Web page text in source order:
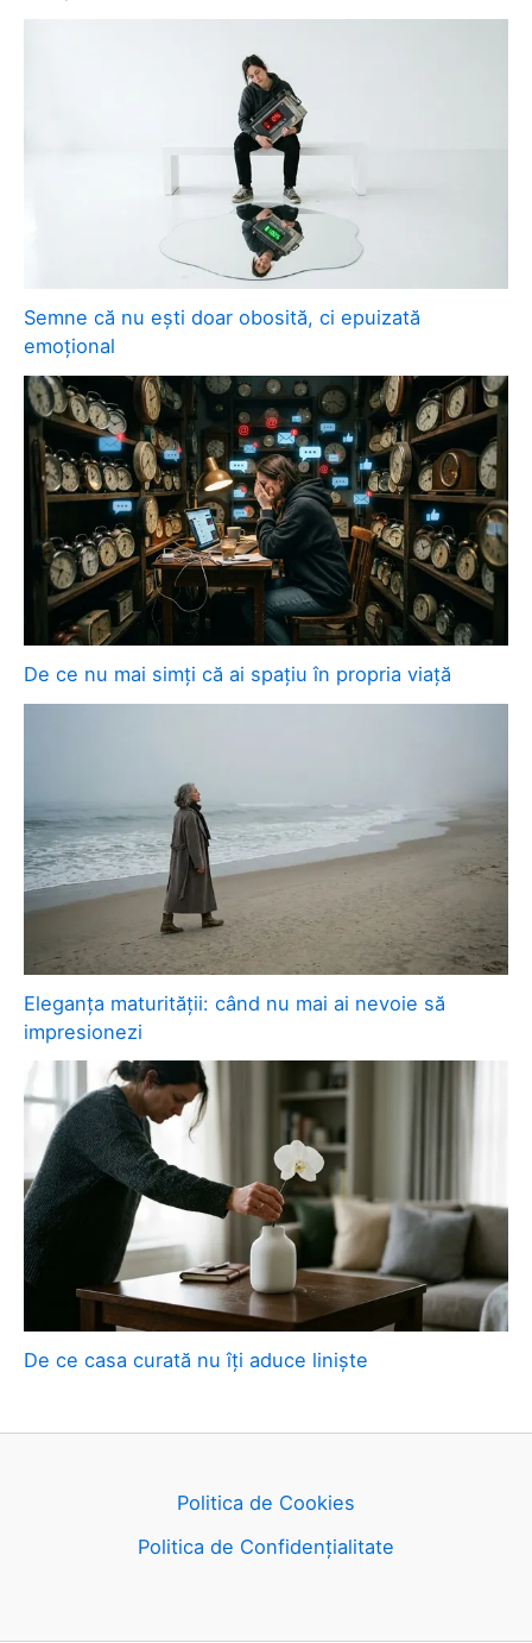
Semne că nu ești doar obosită, ci epuizată
emoțional
De ce nu mai simți că ai spațiu în propria viață
Eleganța maturității: când nu mai ai nevoie să
impresionezi
De ce casa curată nu îți aduce liniște
Politica de Cookies
Politica de Confidențialitate